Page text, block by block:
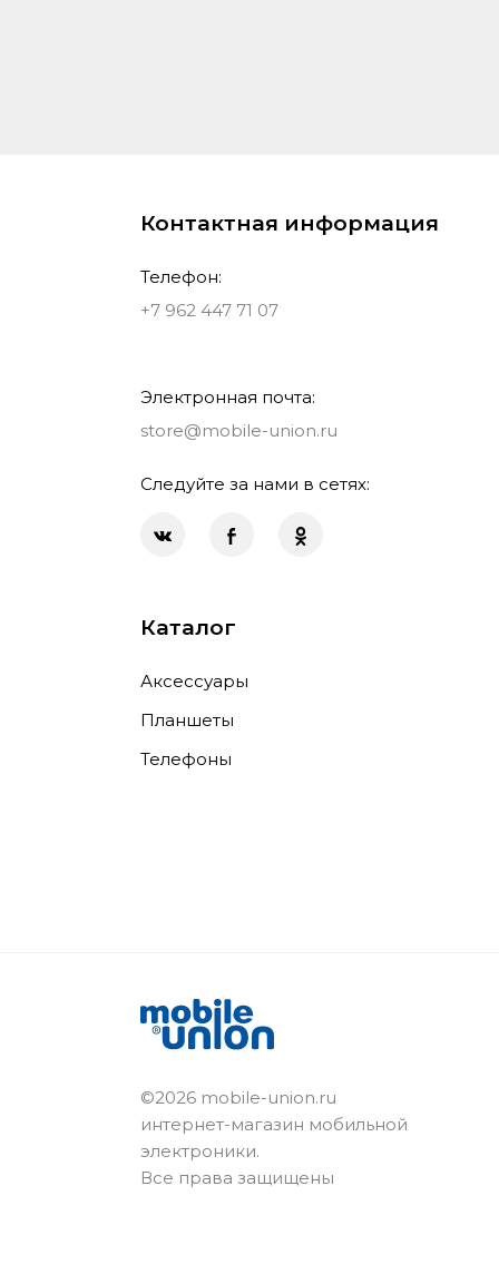
Контактная информация
Телефон:
+7 962 447 71 07
Электронная почта:
store@mobile-union.ru
Следуйте за нами в сетях:
Каталог
Аксессуары
Планшеты
Телефоны
©2026 mobile-union.ru
интернет-магазин мобильной
электроники.
Все права защищены